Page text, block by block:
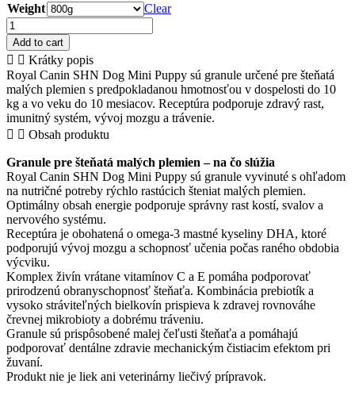
Weight
Clear
Royal
Canin
SHN
Dog
Mini
Puppy
–
granule
pre
malých
plemien
quantity
Add to cart
Krátky popis
Royal Canin SHN Dog Mini Puppy sú granule určené pre šteňatá
malých plemien s predpokladanou hmotnosťou v dospelosti do 10
kg a vo veku do 10 mesiacov. Receptúra podporuje zdravý rast,
imunitný systém, vývoj mozgu a trávenie.
Obsah produktu
Granule pre šteňatá malých plemien – na čo slúžia
Royal Canin SHN Dog Mini Puppy sú granule vyvinuté s ohľadom
na nutričné potreby rýchlo rastúcich šteniat malých plemien.
Optimálny obsah energie podporuje správny rast kostí, svalov a
nervového systému.
Receptúra je obohatená o omega-3 mastné kyseliny DHA, ktoré
podporujú vývoj mozgu a schopnosť učenia počas raného obdobia
výcviku.
Komplex živín vrátane vitamínov C a E pomáha podporovať
prirodzenú obranyschopnosť šteňaťa. Kombinácia prebiotík a
vysoko stráviteľných bielkovín prispieva k zdravej rovnováhe
črevnej mikrobioty a dobrému tráveniu.
Granule sú prispôsobené malej čeľusti šteňaťa a pomáhajú
podporovať dentálne zdravie mechanickým čistiacim efektom pri
žuvaní.
Produkt nie je liek ani veterinárny liečivý prípravok.